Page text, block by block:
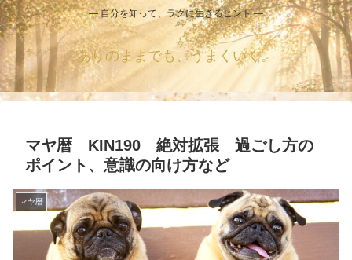
― 自分を知って、ラクに生きるヒント ―
ありのままでも、うまくいく。
マヤ暦 KIN190 絶対拡張 過ごし方の
ポイント、意識の向け方など
マヤ暦